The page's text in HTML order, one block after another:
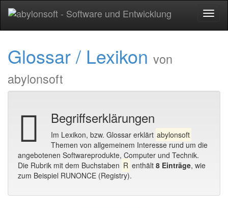
Glossar / Lexikon von
abylonsoft
Begriffserklärungen
Im Lexikon, bzw. Glossar erklärt abylonsoft
Themen von allgemeinem Interesse rund um die
angebotenen Softwareprodukte, Computer und Technik.
Die Rubrik mit dem Buchstaben R enthält 8 Einträge, wie
zum Beispiel RUNONCE (Registry).